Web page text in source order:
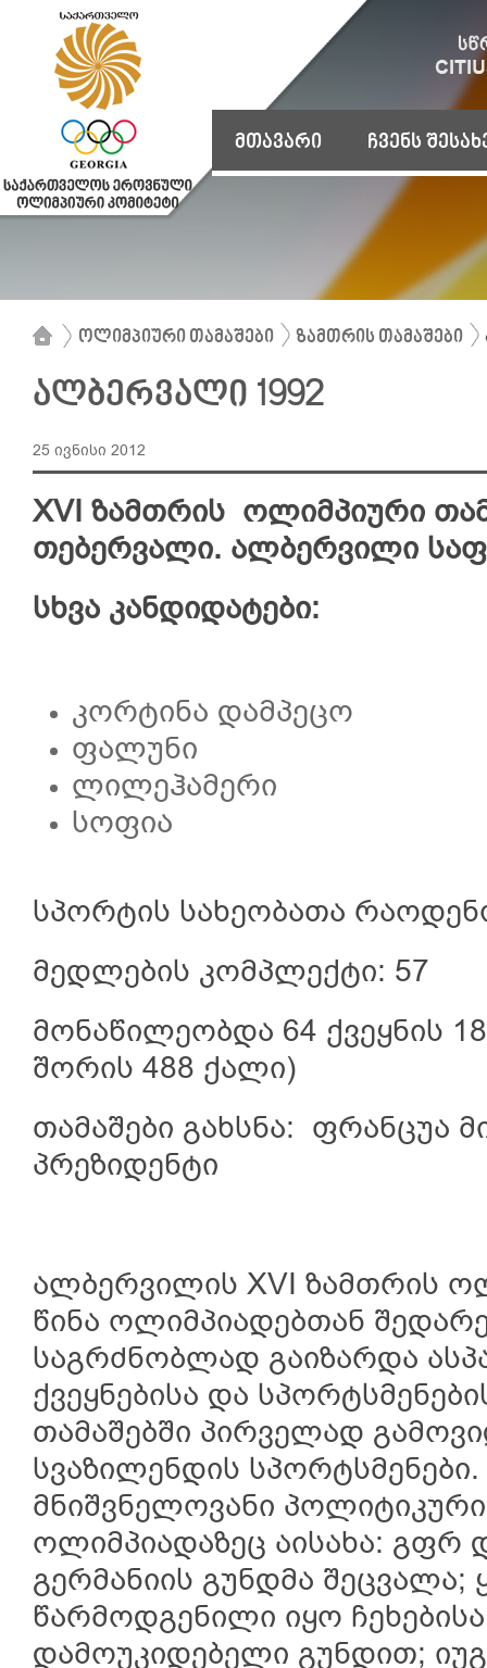
მთავარი ჩვენს
ოლიმპიური თამაშები ზამთრის თამაშები
ალბერვალი 1992
25 ივნისი 2012
XVI ზამთრის ოლიმპიური
თებერვალი. ალბერვილი
სხვა კანდიდატები:
კორტინა დამპეცო
ფალუნი
ლილეჰამერი
სოფია
სპორტის სახეობათა
მედლების კომპლექტი: 57
მონაწილეობდა 64 ქვეყნის
შორის 488 ქალი)
თამაშები გახსნა: ფრანცუა
პრეზიდენტი
ალბერვილის XVI ზამთრის
წინა ოლიმპიადებთან
საგრძნობლად გაიზარდა
ქვეყნებისა და
თამაშებში პირველად
სვაზილენდის
მნიშვნელოვანი
ოლიმპიადაზეც აისახა: გფრ
გერმანიის გუნდმა
წარმოდგენილი იყო
დამოუკიდებელი გუნდით;